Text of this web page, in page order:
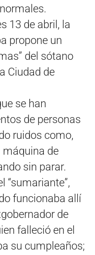
13 de abril, la
propone un
del sótano
Ciudad de
se han
de personas
ruidos como,
máquina de
sin parar.
“sumariante”,
funcionaba allí
de
falleció en el
su cumpleaños;